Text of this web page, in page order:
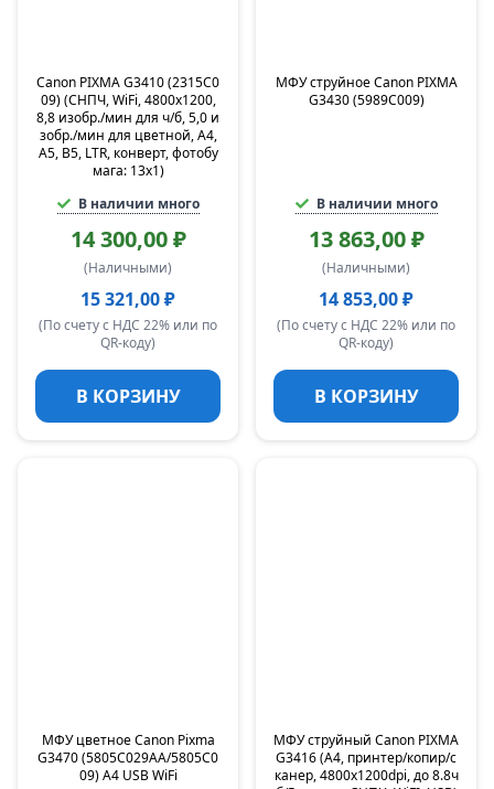
Canon PIXMA G3410 (2315C0
09) (СНПЧ, WiFi, 4800x1200,
8,8 изобр./мин для ч/б, 5,0 и
зобр./мин для цветной, A4,
A5, B5, LTR, конверт, фотобу
мага: 13x1)
В наличии много
14 300,00 ₽
(Наличными)
15 321,00 ₽
(По счету с НДС 22% или по
QR-коду)
В КОРЗИНУ
МФУ струйное Canon PIXMA
G3430 (5989C009)
В наличии много
13 863,00 ₽
(Наличными)
14 853,00 ₽
(По счету с НДС 22% или по
QR-коду)
В КОРЗИНУ
МФУ цветное Canon Pixma
G3470 (5805C029AA/5805C0
09) A4 USB WiFi
МФУ струйный Canon PIXMA
G3416 (A4, принтер/копир/с
канер, 4800х1200dpi, до 8.8ч